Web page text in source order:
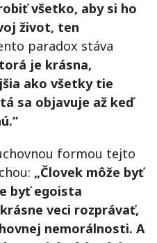
všetko, aby si ho
život, ten
paradox stáva
je krásna,
ako všetky tie
sa objavuje až keď
formou tejto
„Človek môže byť
byť egoista
veci rozprávať,
nemorálnosti. A